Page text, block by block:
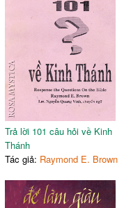
Trả lời 101 câu hỏi về Kinh
Thánh
Tác giả: Raymond E. Brown